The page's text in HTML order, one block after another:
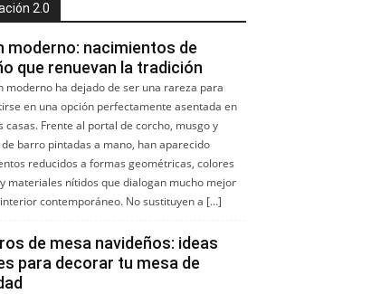
2.0
moderno: nacimientos de
que renuevan la tradición
moderno ha dejado de ser una rareza para
en una opción perfectamente asentada en
casas. Frente al portal de corcho, musgo y
barro pintadas a mano, han aparecido
reducidos a formas geométricas, colores
materiales nítidos que dialogan mucho mejor
contemporáneo. No sustituyen a […]
de mesa navideños: ideas
para decorar tu mesa de